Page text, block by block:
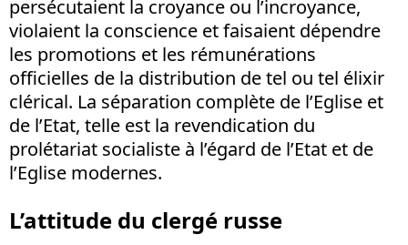
persécutaient la croyance ou l’incroyance,
violaient la conscience et faisaient dépendre
les promotions et les rémunérations
officielles de la distribution de tel ou tel élixir
clérical. La séparation complète de l’Eglise et
de l’Etat, telle est la revendication du
prolétariat socialiste à l’égard de l’Etat et de
l’Eglise modernes.
L’attitude du clergé russe